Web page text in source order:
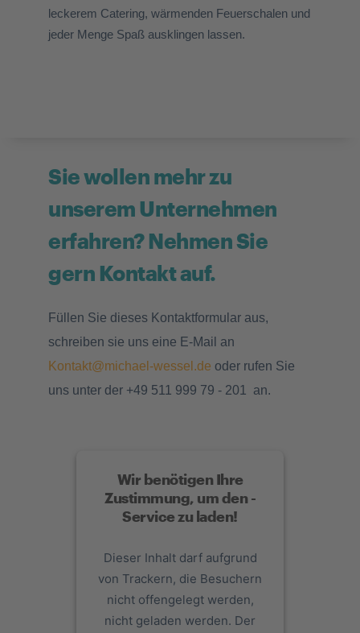
leckerem Catering, wärmenden Feuerschalen und
jeder Menge Spaß ausklingen lassen.
Sie wollen mehr zu
unserem Unternehmen
erfahren? Nehmen Sie
gern Kontakt auf.
Füllen Sie dieses Kontaktformular aus,
schreiben sie uns eine E-Mail an
Kontakt@michael-wessel.de oder rufen Sie
uns unter der +49 511 999 79 - 201 an.
Wir benötigen Ihre
Zustimmung, um den -
Service zu laden!
Dieser Inhalt darf aufgrund
von Trackern, die Besuchern
nicht offengelegt werden,
nicht geladen werden. Der